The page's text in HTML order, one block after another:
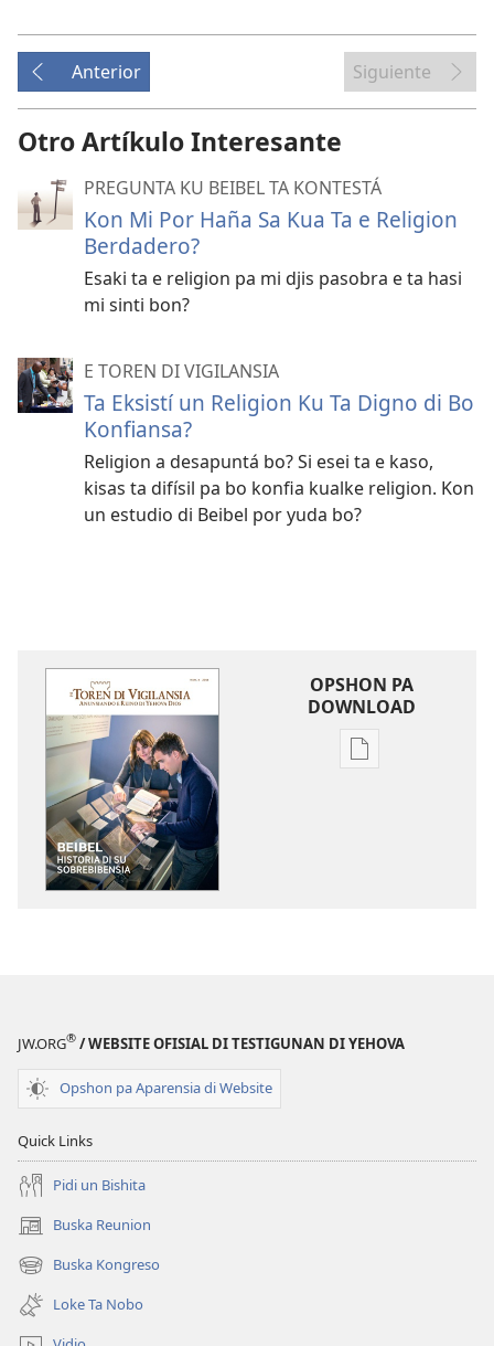
Anterior Siguiente
Otro Artíkulo Interesante
PREGUNTA KU BEIBEL TA KONTESTÁ
Kon Mi Por Haña Sa Kua Ta e Religion
Berdadero?
Esaki ta e religion pa mi djis pasobra e ta hasi
mi sinti bon?
E TOREN DI VIGILANSIA
Ta Eksistí un Religion Ku Ta Digno di Bo
Konfiansa?
Religion a desapuntá bo? Si esei ta e kaso,
kisas ta difísil pa bo konfia kualke religion. Kon
un estudio di Beibel por yuda bo?
OPSHON PA
DOWNLOAD
Opshon
Su
JW.ORG® / WEBSITE OFISIAL DI TESTIGUNAN DI YEHOVA
Opshon pa Aparensia di Website
Quick Links
Pidi un Bishita
Buska Reunion
(opens
new
window)
Buska Kongreso
(opens
new
window)
Loke Ta Nobo